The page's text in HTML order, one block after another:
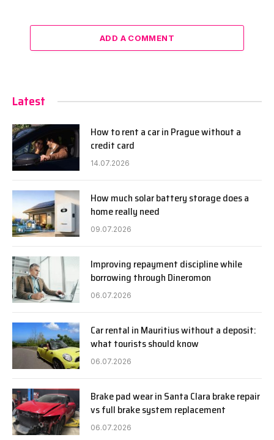
ADD A COMMENT
Latest
How to rent a car in Prague without a
credit card
14.07.2026
How much solar battery storage does a
home really need
09.07.2026
Improving repayment discipline while
borrowing through Dineromon
06.07.2026
Car rental in Mauritius without a deposit:
what tourists should know
06.07.2026
Brake pad wear in Santa Clara brake repair
vs full brake system replacement
06.07.2026